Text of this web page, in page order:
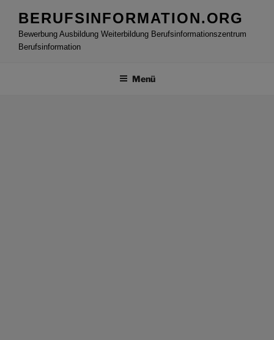
Inhalt
springen
BERUFSINFORMATION.ORG
Bewerbung Ausbildung Weiterbildung Berufsinformationszentrum
Berufsinformation
Menü